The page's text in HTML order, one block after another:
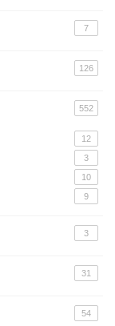
7
126
552
12
3
10
9
3
31
54